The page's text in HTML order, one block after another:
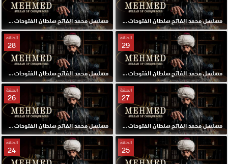
مسلسل محمد الفاتح سلطان الفتوحات مترجم الحلقة 31 HD مسلسل محمد الفاتح سلطان الفتوحات مترجم الحلقة 30 HD
الحلقة
29
مسلسل محمد الفاتح سلطان الفتوحات مترجم الحلقة 29 HD
الحلقة
28
مسلسل محمد الفاتح سلطان الفتوحات مترجم الحلقة 28 HD
الحلقة
27
مسلسل محمد الفاتح سلطان الفتوحات مترجم الحلقة 27 HD
الحلقة
26
مسلسل محمد الفاتح سلطان الفتوحات مترجم الحلقة 26 HD
الحلقة
25
الحلقة
24